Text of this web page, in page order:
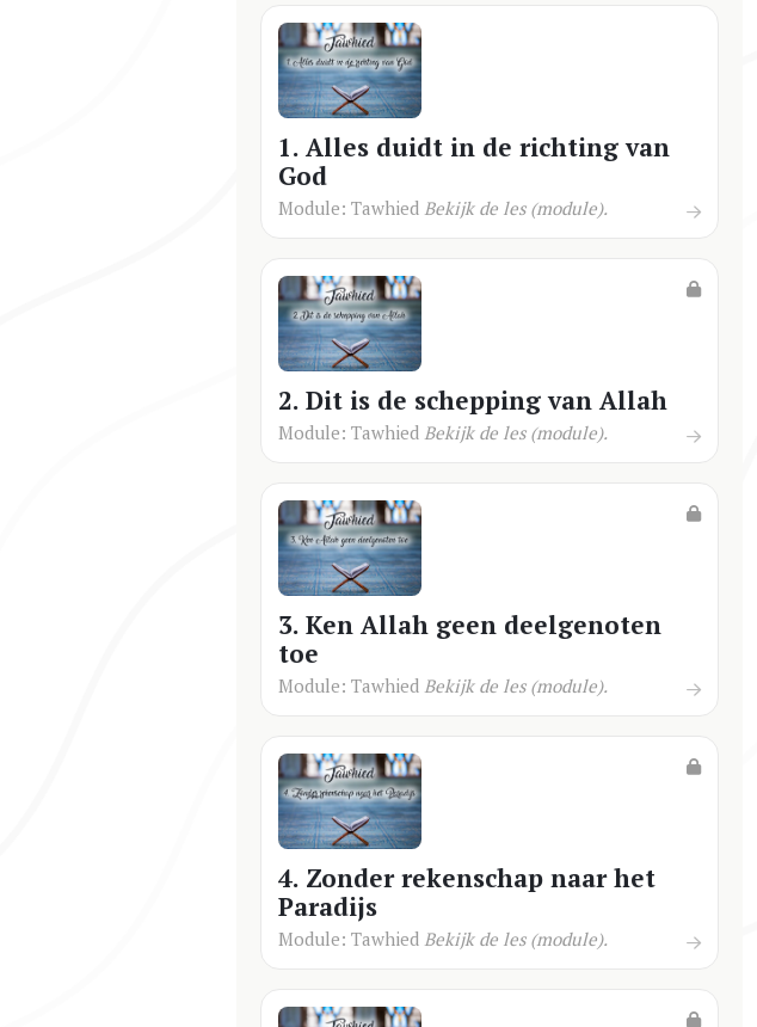
1. Alles duidt in de richting van
God
Module: Tawhied Bekijk de les (module).
2. Dit is de schepping van Allah
Module: Tawhied Bekijk de les (module).
3. Ken Allah geen deelgenoten
toe
Module: Tawhied Bekijk de les (module).
4. Zonder rekenschap naar het
Paradijs
Module: Tawhied Bekijk de les (module).